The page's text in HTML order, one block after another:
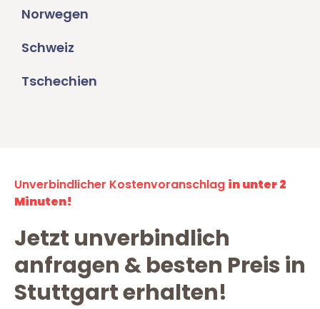
Norwegen
Schweiz
Tschechien
Unverbindlicher Kostenvoranschlag in unter 2
Minuten!
Jetzt unverbindlich
anfragen & besten Preis in
Stuttgart erhalten!